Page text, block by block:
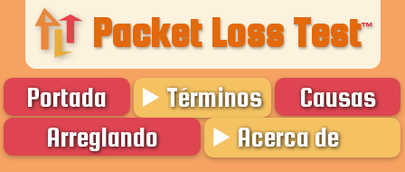
Packet Loss Test™
Portada Términos
Causas
Arreglando
Acerca de